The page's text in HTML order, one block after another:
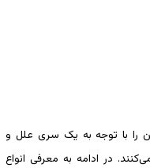
را با توجه به یک سری علل و
در ادامه به معرفی انواع